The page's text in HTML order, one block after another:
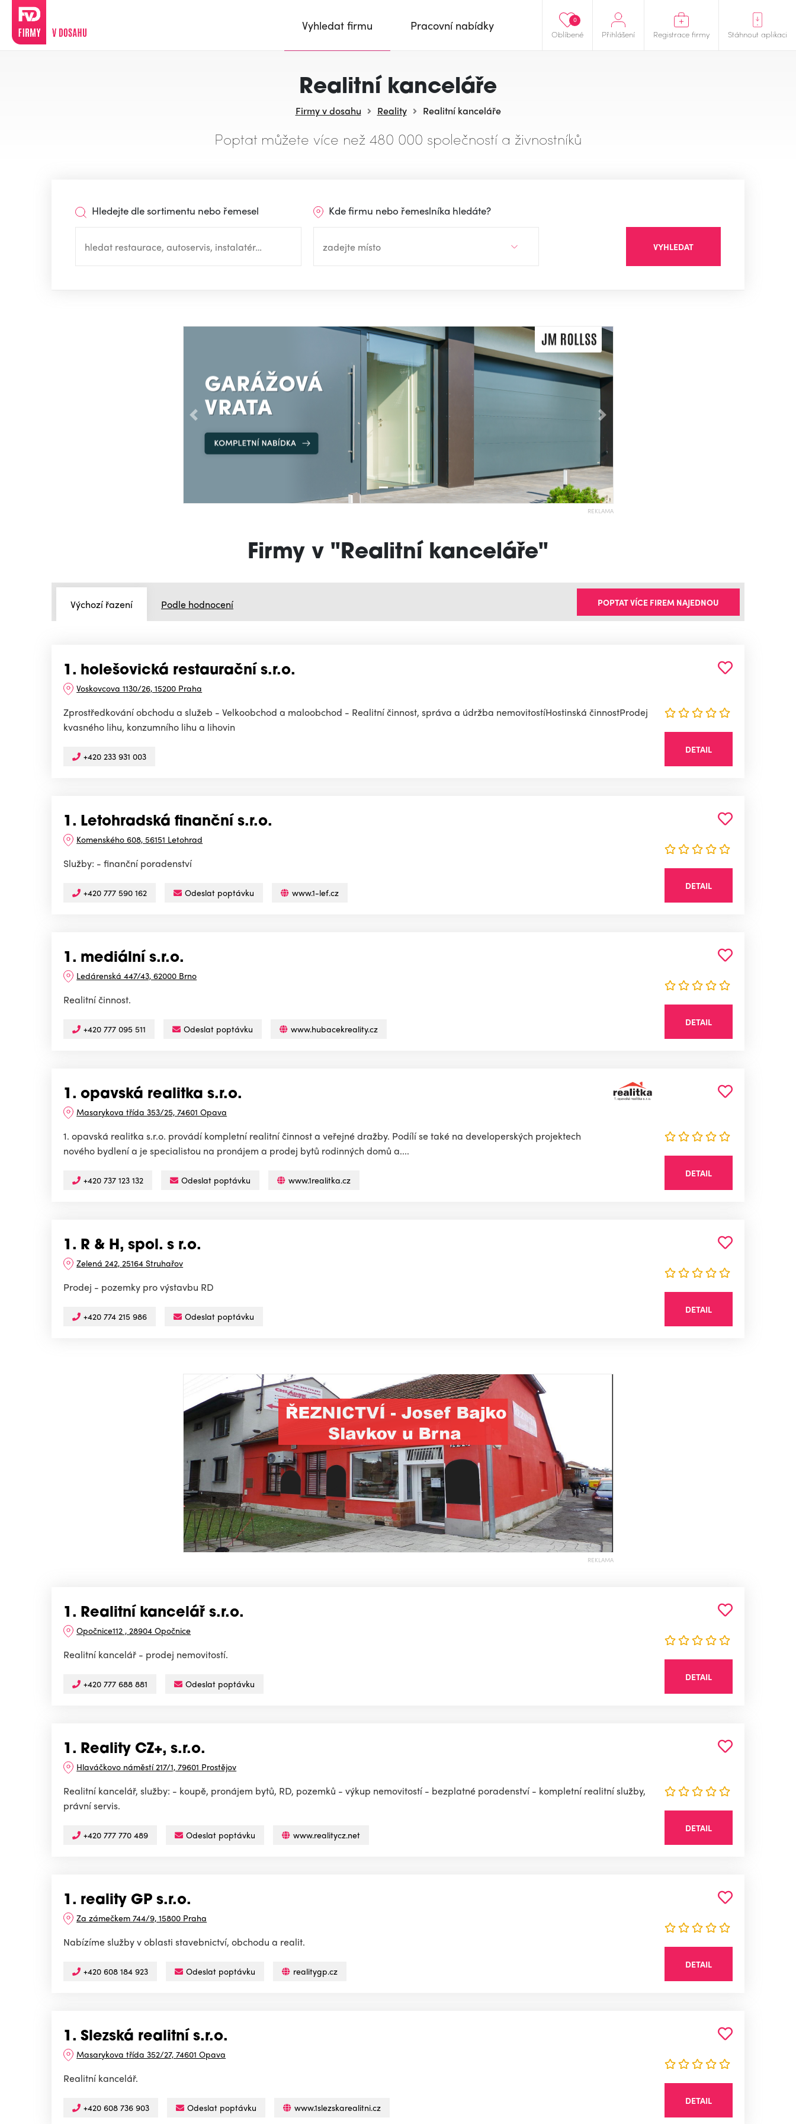
Oblíbené
0
Přihlášení Registrace firmy Stáhnout aplikaci
Vyhledat firmu Pracovní nabídky
Realitní kanceláře
Firmy v dosahu Reality Realitní kanceláře
Poptat můžete více než 480 000 společností a živnostníků
Hledejte dle sortimentu nebo řemesel Kde firmu nebo řemeslníka hledáte?
VYHLEDAT
Předchozí Následující
REKLAMA
Firmy v "Realitní kanceláře"
Výchozí řazení Podle hodnocení POPTAT VÍCE FIREM NAJEDNOU
1. holešovická restaurační s.r.o.
Voskovcova 1130/26, 15200 Praha
Zprostředkování obchodu a služeb - Velkoobchod a maloobchod - Realitní činnost, správa a údržba nemovitostíHostinská činnostProdej
kvasného lihu, konzumního lihu a lihovin
+420 233 931 003
DETAIL
1. Letohradská finanční s.r.o.
Komenského 608, 56151 Letohrad
Služby: - finanční poradenství
+420 777 590 162 Odeslat poptávku www.1-lef.cz
DETAIL
1. mediální s.r.o.
Ledárenská 447/43, 62000 Brno
Realitní činnost.
+420 777 095 511 Odeslat poptávku www.hubacekreality.cz
DETAIL
1. opavská realitka s.r.o.
Masarykova třída 353/25, 74601 Opava
1. opavská realitka s.r.o. provádí kompletní realitní činnost a veřejné dražby. Podílí se také na developerských projektech
nového bydlení a je specialistou na pronájem a prodej bytů rodinných domů a....
+420 737 123 132 Odeslat poptávku www.1realitka.cz
DETAIL
1. R & H, spol. s r.o.
Zelená 242, 25164 Struhařov
Prodej - pozemky pro výstavbu RD
+420 774 215 986 Odeslat poptávku
DETAIL
REKLAMA
1. Realitní kancelář s.r.o.
Opočnice112 , 28904 Opočnice
Realitní kancelář - prodej nemovitostí.
+420 777 688 881 Odeslat poptávku
DETAIL
1. Reality CZ+, s.r.o.
Hlaváčkovo náměstí 217/1, 79601 Prostějov
Realitní kancelář, služby: - koupě, pronájem bytů, RD, pozemků - výkup nemovitostí - bezplatné poradenství - kompletní realitní služby,
právní servis.
+420 777 770 489 Odeslat poptávku www.realitycz.net
DETAIL
1. reality GP s.r.o.
Za zámečkem 744/9, 15800 Praha
Nabízíme služby v oblasti stavebnictví, obchodu a realit.
+420 608 184 923 Odeslat poptávku realitygp.cz
DETAIL
1. Slezská realitní s.r.o.
Masarykova třída 352/27, 74601 Opava
Realitní kancelář.
+420 608 736 903 Odeslat poptávku www.1slezskarealitni.cz
DETAIL